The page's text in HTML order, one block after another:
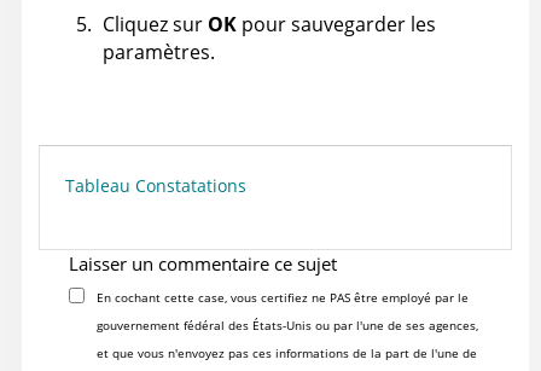
Cliquez sur OK pour sauvegarder les
paramètres.
Tableau Constatations
Laisser un commentaire ce sujet
En cochant cette case, vous certifiez ne PAS être employé par le
gouvernement fédéral des États-Unis ou par l'une de ses agences,
et que vous n'envoyez pas ces informations de la part de l'une de